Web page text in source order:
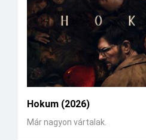
Hokum (2026)
Már nagyon vártalak.